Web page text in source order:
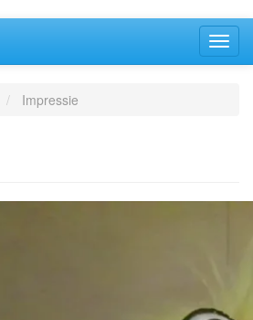
Impressie